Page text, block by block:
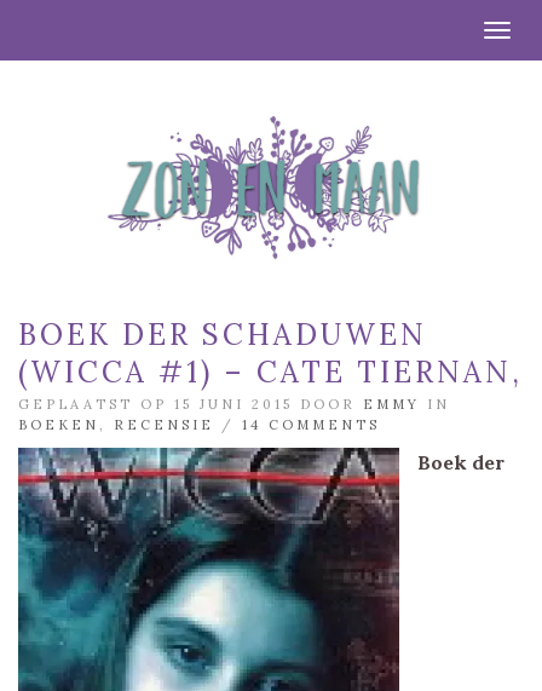
BOEK DER SCHADUWEN
(WICCA #1) – CATE TIERNAN,
GEPLAATST OP 15 JUNI 2015 DOOR EMMY
IN
BOEKEN
RECENSIE / 14 COMMENTS
Boek der